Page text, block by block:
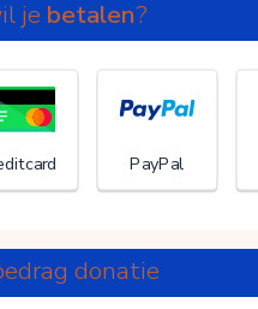
je betalen?
PayPal
donatie